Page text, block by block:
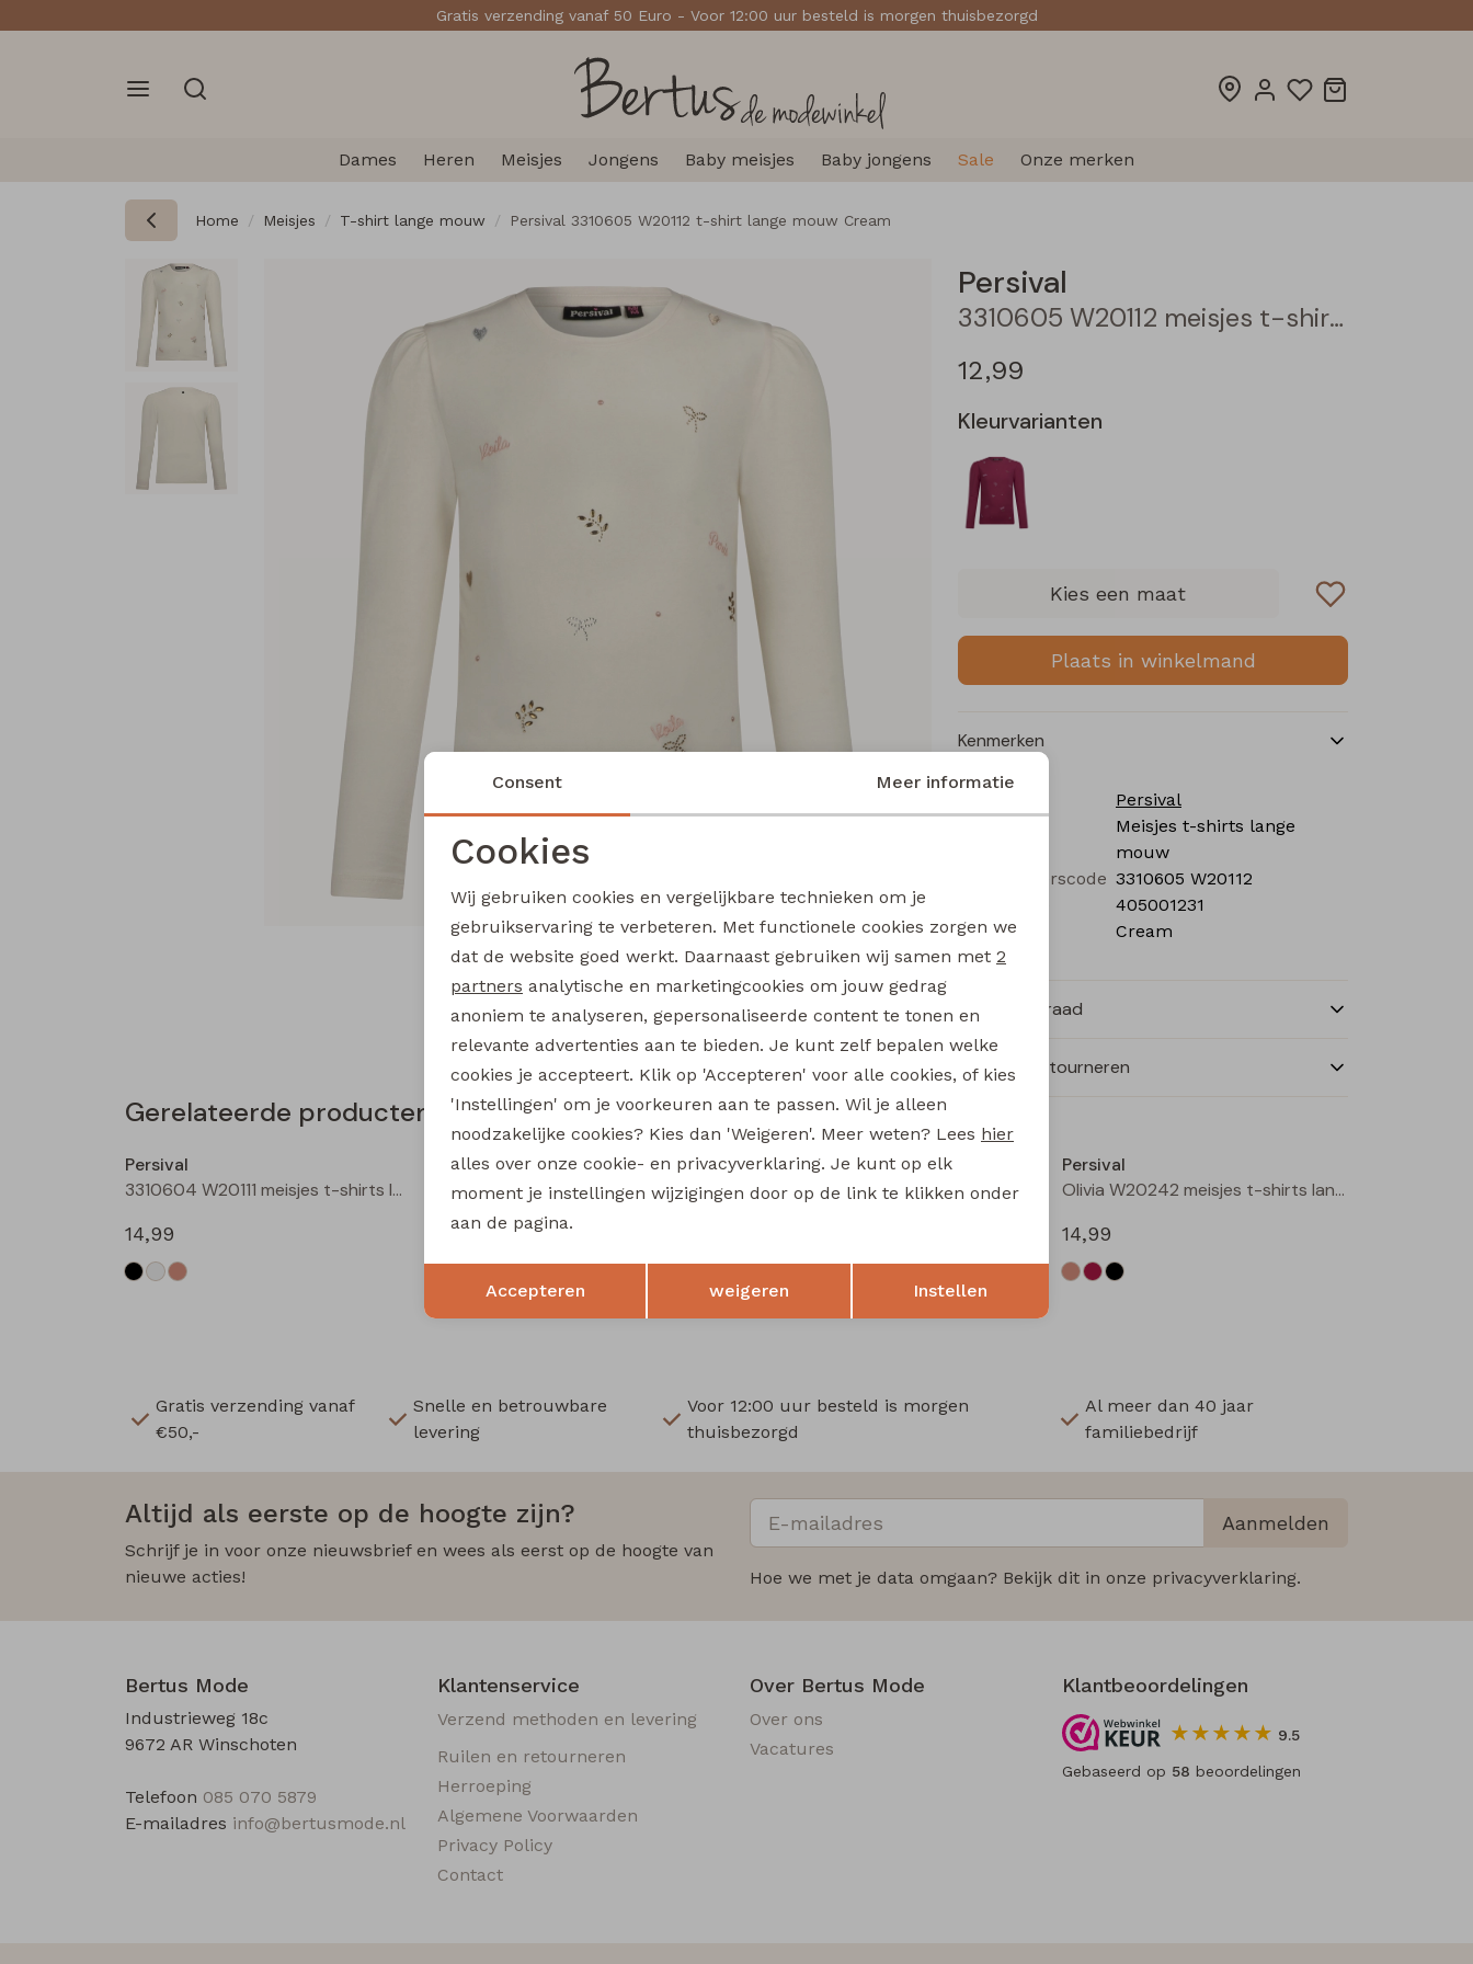
Gratis verzending vanaf 50 Euro - Voor 12:00 uur besteld is morgen thuisbezorgd
Dames Heren Meisjes Jongens Baby meisjes Baby jongens Sale Onze merken
Home Meisjes T-shirt lange mouw Persival 3310605 W20112 t-shirt lange mouw Cream
Persival
3310605 W20112 meisjes t-shirts lange mouw Cream
12,99
Kleurvarianten
Kies een maat
Plaats in winkelmand
Kenmerken
Persival
Meisjes t-shirts lange
mouw
Leverancierscode 3310605 W20112
405001231
Kleur
Cream
Winkelvoorraad
Ruilen en retourneren
Gerelateerde producten
Persival
3310604 W20111 meisjes t-shirts lange mouw Zwart
14,99
Persival
Olivia W20242 meisjes t-shirts lange mouw Wijnrood
14,99
Persival
Persival
Olivia W20242 meisjes t-shirts lange mouw Zwart
14,99
Gratis verzending vanaf
€50,-
Snelle en betrouwbare
levering
Voor 12:00 uur besteld is morgen
thuisbezorgd
Al meer dan 40 jaar
familiebedrijf
Altijd als eerste op de hoogte zijn?
Schrijf je in voor onze nieuwsbrief en wees als eerst op de hoogte van
nieuwe acties!
Aanmelden
Hoe we met je data omgaan? Bekijk dit in onze privacyverklaring.
Bertus Mode
Industrieweg 18c
9672 AR Winschoten
Telefoon 085 070 5879
E-mailadres info@bertusmode.nl
Klantenservice
Verzend methoden en levering
Ruilen en retourneren
Herroeping
Algemene Voorwaarden
Privacy Policy
Contact
Over Bertus Mode
Over ons
Vacatures
Klantbeoordelingen
9.5
Gebaseerd op 58 beoordelingen
Noodzakelijke cookies
Analytische cookies Marketing cookies
Terug Opslaan
Consent Meer informatie
Cookies
Wij gebruiken cookies en vergelijkbare technieken om je
gebruikservaring te verbeteren. Met functionele cookies zorgen we
dat de website goed werkt. Daarnaast gebruiken wij samen met 2
partners analytische en marketingcookies om jouw gedrag
anoniem te analyseren, gepersonaliseerde content te tonen en
relevante advertenties aan te bieden. Je kunt zelf bepalen welke
cookies je accepteert. Klik op 'Accepteren' voor alle cookies, of kies
'Instellingen' om je voorkeuren aan te passen. Wil je alleen
noodzakelijke cookies? Kies dan 'Weigeren'. Meer weten? Lees hier
alles over onze cookie- en privacyverklaring. Je kunt op elk
moment je instellingen wijzigingen door op de link te klikken onder
aan de pagina.
Accepteren weigeren Instellen